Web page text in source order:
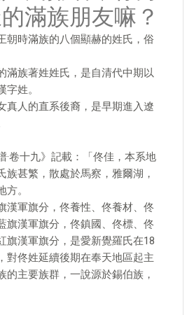
滿族朋友嘛？
朝時滿族的八個顯赫的姓氏，俗
滿族著姓姓氏，是自清代中期以
姓。
真人的直系後裔，是早期進入遼
·卷十九》記載：「佟佳，本系地
族甚繁，散處於馬察，雅爾湖，
。
漢軍旗分，佟養性、佟養材、佟
旗漢軍旗分，佟鎮國、佟標、佟
旗漢軍旗分，是愛新覺羅氏在18
對佟姓延續後期在奉天地區起主
的主要族群，一說源於錫伯族，